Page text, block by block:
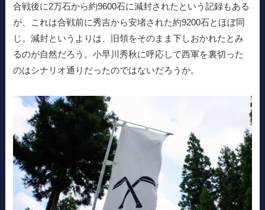
合戦後に2万石から約9600石に減封されたという記録もある
が、これは合戦前に秀吉から安堵された約9200石とほぼ同
じ。減封というよりは、旧領をそのまま下しおかれたとみ
るのが自然だろう。小早川秀秋に呼応して西軍を裏切った
のはシナリオ通りだったのではないだろうか。